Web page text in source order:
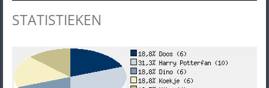
STATISTIEKEN